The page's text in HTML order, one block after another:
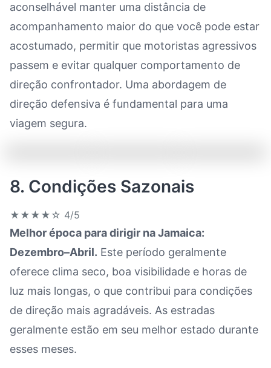
aconselhável manter uma distância de
acompanhamento maior do que você pode estar
acostumado, permitir que motoristas agressivos
passem e evitar qualquer comportamento de
direção confrontador. Uma abordagem de
direção defensiva é fundamental para uma
viagem segura.
8. Condições Sazonais
★★★★☆ 4/5
Melhor época para dirigir na Jamaica:
Dezembro–Abril. Este período geralmente
oferece clima seco, boa visibilidade e horas de
luz mais longas, o que contribui para condições
de direção mais agradáveis. As estradas
geralmente estão em seu melhor estado durante
esses meses.